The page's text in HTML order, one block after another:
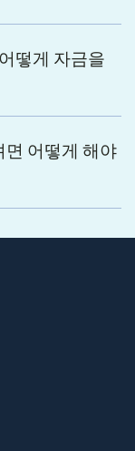
떻게 자금을
면 어떻게 해야